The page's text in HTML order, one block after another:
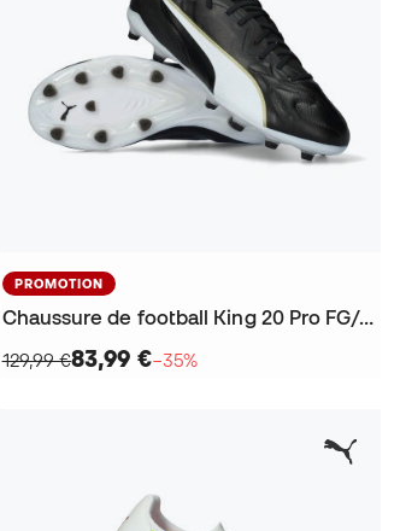
PROMOTION
Chaussure de football King 20 Pro FG/AG
129,99 €83,99 €−35%